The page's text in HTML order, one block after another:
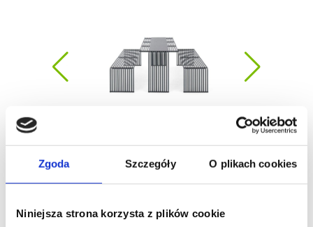
Zgoda Szczegóły O plikach cookies
Niniejsza strona korzysta z plików cookie